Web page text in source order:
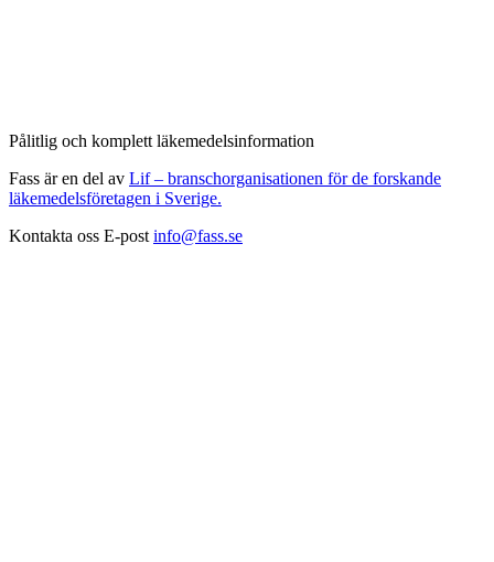
Pålitlig och komplett läkemedelsinformation
Fass är en del av Lif – branschorganisationen för de forskande
läkemedelsföretagen i Sverige.
Kontakta oss E-post info@fass.se